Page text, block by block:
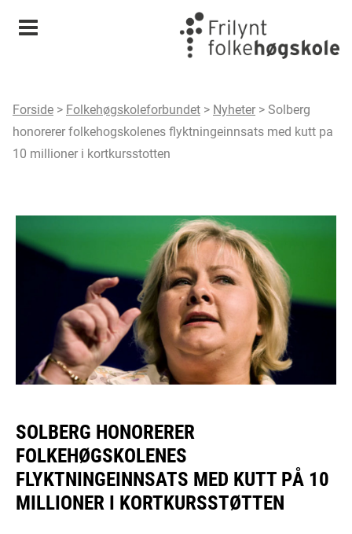
Meny
Forside > Folkehøgskoleforbundet > Nyheter >Solberg
honorerer folkehogskolenes flyktningeinnsats med kutt pa
10 millioner i kortkursstotten
SOLBERG HONORERER
FOLKEHØGSKOLENES
FLYKTNINGEINNSATS MED KUTT PÅ 10
MILLIONER I KORTKURSSTØTTEN